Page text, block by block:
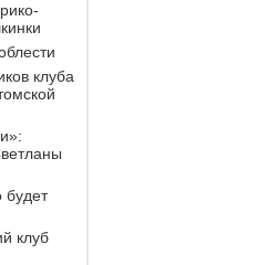
клуба
будет
клуб